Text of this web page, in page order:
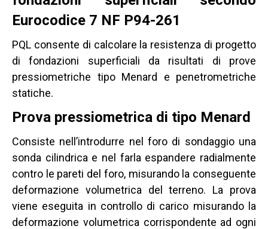
Eurocodice 7 NF P94-261
PQL consente di calcolare la resistenza di progetto
di fondazioni superficiali da risultati di prove
pressiometriche tipo Menard e penetrometriche
statiche.
Prova pressiometrica di tipo Menard
Consiste nell’introdurre nel foro di sondaggio una
sonda cilindrica e nel farla espandere radialmente
contro le pareti del foro, misurando la conseguente
deformazione volumetrica del terreno. La prova
viene eseguita in controllo di carico misurando la
deformazione volumetrica corrispondente ad ogni